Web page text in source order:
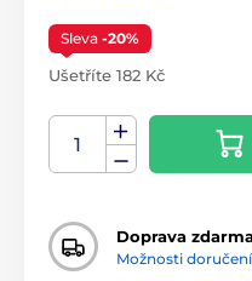
Sleva -20%
Ušetříte 182 Kč
Doprava
Možnosti doručení